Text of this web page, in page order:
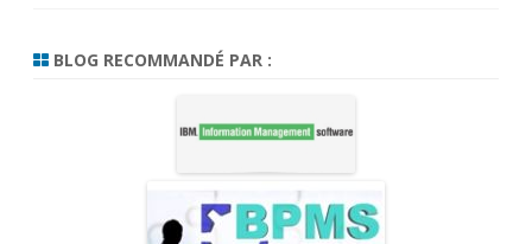
BLOG RECOMMANDÉ PAR :